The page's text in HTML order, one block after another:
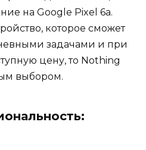
на Google Pixel 6a.
которое сможет
задачами и при
цену, то Nothing
выбором.